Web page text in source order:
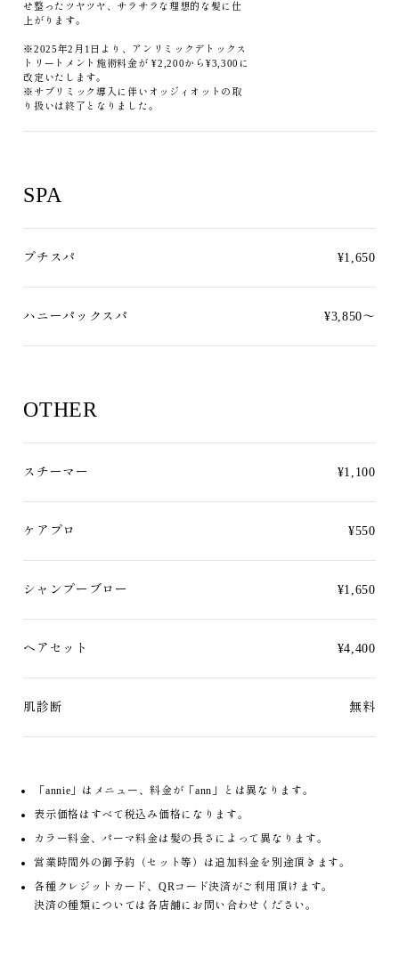
せ整ったツヤツヤ、サラサラな理想的な髪に仕
上がります。
※2025年2月1日より、アンリミックデトックス
トリートメント施術料金が ¥2,200から¥3,300に
改定いたします。
※サブリミック導入に伴いオッジィオットの取
り扱いは終了となりました。
SPA
プチスパ ¥1,650
ハニーパックスパ ¥3,850〜
OTHER
スチーマー ¥1,100
ケアプロ ¥550
シャンプーブロー ¥1,650
ヘアセット ¥4,400
肌診断 無料
「annie」はメニュー、料金が「ann」とは異なります。
表示価格はすべて税込み価格になります。
カラー料金、パーマ料金は髪の長さによって異なります。
営業時間外の御予約（セット等）は追加料金を別途頂きます。
各種クレジットカード、QRコード決済がご利用頂けます。
決済の種類については各店舗にお問い合わせください。